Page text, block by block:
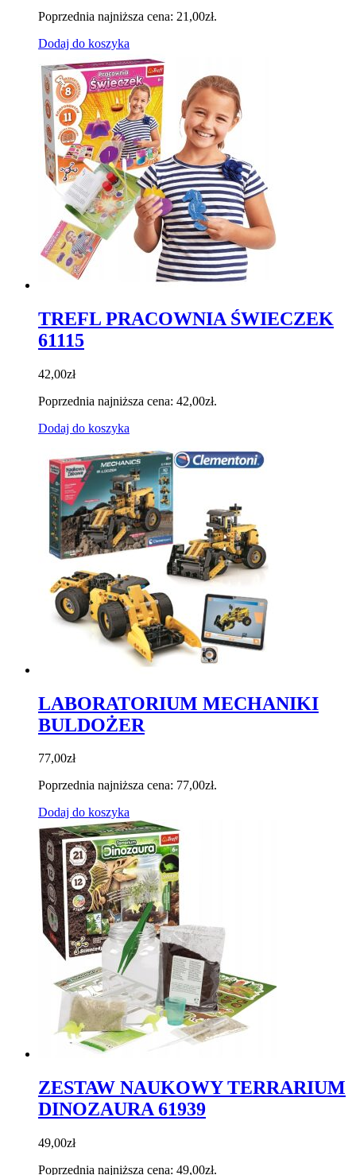
Poprzednia najniższa cena: 21,00zł.
Dodaj do koszyka
TREFL PRACOWNIA ŚWIECZEK
61115
42,00zł
Poprzednia najniższa cena: 42,00zł.
Dodaj do koszyka
LABORATORIUM MECHANIKI
BULDOŻER
77,00zł
Poprzednia najniższa cena: 77,00zł.
Dodaj do koszyka
ZESTAW NAUKOWY TERRARIUM
DINOZAURA 61939
49,00zł
Poprzednia najniższa cena: 49,00zł.